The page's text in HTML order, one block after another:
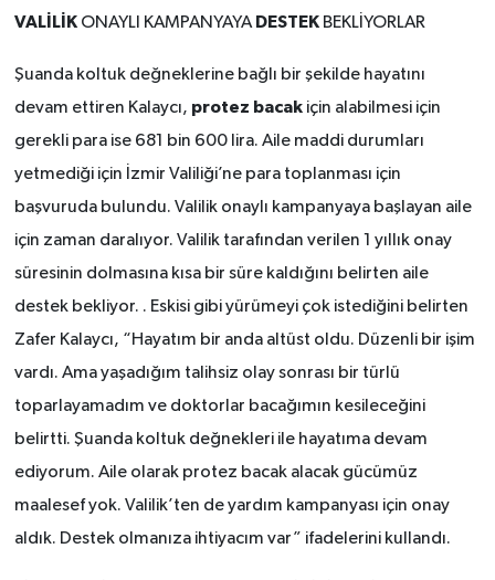
VALİLİKONAYLI KAMPANYAYADESTEKBEKLİYORLAR
Şuanda koltuk değneklerine bağlı bir şekilde hayatını
devam ettiren Kalaycı, protez bacakiçin alabilmesi için
gerekli para ise 681 bin 600 lira. Aile maddi durumları
yetmediği için İzmir Valiliği’ne para toplanması için
başvuruda bulundu. Valilik onaylı kampanyaya başlayan aile
için zaman daralıyor. Valilik tarafından verilen 1 yıllık onay
süresinin dolmasına kısa bir süre kaldığını belirten aile
destek bekliyor. . Eskisi gibi yürümeyi çok istediğini belirten
Zafer Kalaycı, “Hayatım bir anda altüst oldu. Düzenli bir işim
vardı. Ama yaşadığım talihsiz olay sonrası bir türlü
toparlayamadım ve doktorlar bacağımın kesileceğini
belirtti. Şuanda koltuk değnekleri ile hayatıma devam
ediyorum. Aile olarak protez bacak alacak gücümüz
maalesef yok. Valilik’ten de yardım kampanyası için onay
aldık. Destek olmanıza ihtiyacım var” ifadelerini kullandı.